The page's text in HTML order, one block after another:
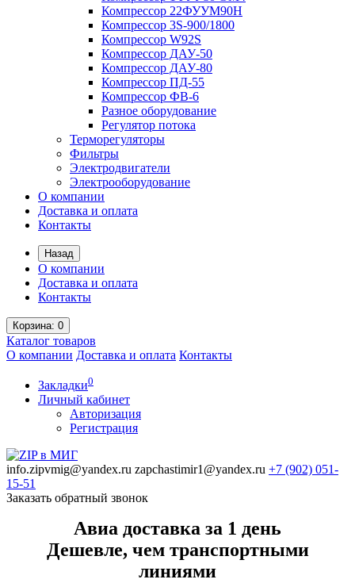
Компрессор 22ФУУМ90Н
Компрессор 3S-900/1800
Компрессор W92S
Компрессор ДАУ-50
Компрессор ДАУ-80
Компрессор ПД-55
Компрессор ФВ-6
Разное оборудование
Регулятор потока
Терморегуляторы
Фильтры
Электродвигатели
Электрооборудование
О компании
Доставка и оплата
Контакты
Назад
О компании
Доставка и оплата
Контакты
Корзина: 0
Каталог товаров
О компании Доставка и оплата Контакты
Закладки0
Личный кабинет
Авторизация
Регистрация
info.zipvmig@yandex.ru zapchastimir1@yandex.ru +7 (902) 051-
15-51
Заказать обратный звонок
Авиа доставка за 1 день
Дешевле, чем транспортными
линиями